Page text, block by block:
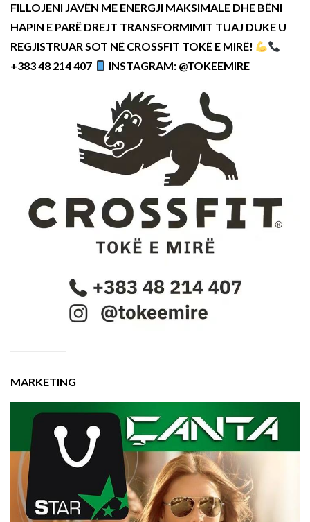
FILLOJENI JAVËN ME ENERGJI MAKSIMALE DHE BËNI
HAPIN E PARË DREJT TRANSFORMIMIT TUAJ DUKE U
REGJISTRUAR SOT NË CROSSFIT TOKË E MIRË!
+383 48 214 407
INSTAGRAM: @TOKEEMIRE
MARKETING